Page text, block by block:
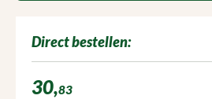
Direct bestellen:
30,83